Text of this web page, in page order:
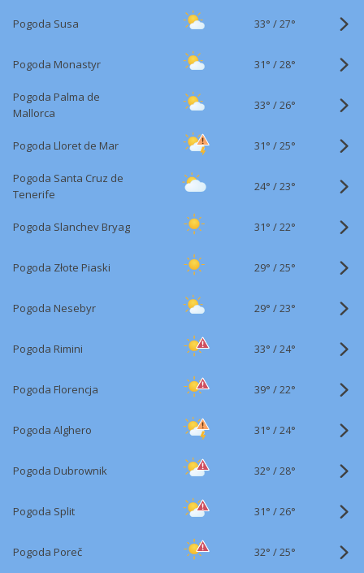
Pogoda Susa 33° /27°
Pogoda Monastyr 31° /28°
Pogoda Palma de
Mallorca
33° /26°
Pogoda Lloret de Mar 31° /25°
Pogoda Santa Cruz de
Tenerife
24° /23°
Pogoda Slanchev Bryag 31° /22°
Pogoda Złote Piaski 29° /25°
Pogoda Nesebyr 29° /23°
Pogoda Rimini 33° /24°
Pogoda Florencja 39° /22°
Pogoda Alghero 31° /24°
Pogoda Dubrownik 32° /28°
Pogoda Split 31° /26°
Pogoda Poreč 32° /25°